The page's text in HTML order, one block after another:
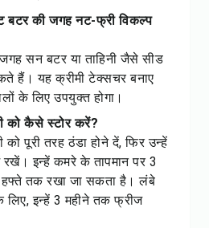
बटर की जगह नट-फ्री विकल्प
सन बटर या ताहिनी जैसे सीड
हैं। यह क्रीमी टेक्सचर बनाए
के लिए उपयुक्त होगा।
को कैसे स्टोर करें?
पूरी तरह ठंडा होने दें, फिर उन्हें
इन्हें कमरे के तापमान पर 3
तक रखा जा सकता है। लंबे
इन्हें 3 महीने तक फ्रीज